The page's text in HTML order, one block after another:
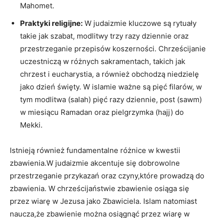
Mahomet.
Praktyki religijne: W judaizmie​ kluczowe są rytuały
takie jak ⁣szabat, modlitwy trzy razy⁣ dziennie‌ oraz ​
przestrzeganie przepisów koszerności.​ Chrześcijanie
uczestniczą w różnych sakramentach, ​takich jak
chrzest i eucharystia, a‍ również obchodzą⁢ niedzielę
jako dzień ⁣święty. W islamie ważne są pięć filarów, ⁣w
tym‍ modlitwa (salah) ‍pięć razy dziennie, post‍ (sawm)
‍w ‌miesiącu Ramadan ‍oraz pielgrzymka (hajj) ⁢do
Mekki.
Istnieją ⁣również fundamentalne różnice ⁣w kwestii
zbawienia.W judaizmie akcentuje⁣ się dobrowolne
przestrzeganie przykazań oraz‌ czyny,które prowadzą do​
zbawienia. W chrześcijaństwie ‌zbawienie osiąga się
⁤przez wiarę w Jezusa‌ jako Zbawiciela. Islam ​natomiast​
naucza,że‌ zbawienie można osiągnąć‌ przez wiarę w